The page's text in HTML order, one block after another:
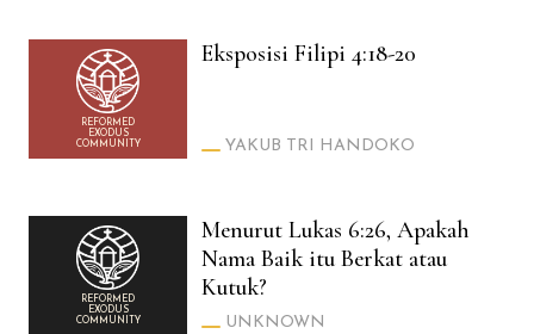
REFORMED
EXODUS
COMMUNITY
Eksposisi Filipi 4:18-20
YAKUB TRI HANDOKO
REFORMED
EXODUS
COMMUNITY
Menurut Lukas 6:26, Apakah
Nama Baik itu Berkat atau
Kutuk?
UNKNOWN